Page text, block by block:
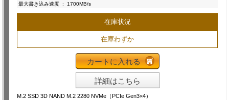
最大書き込み速度 : 1700MB/s
在庫状況
在庫わずか
カートに入れる
詳細はこちら
M.2 SSD 3D NAND M.2 2280 NVMe（PCIe Gen3×4）